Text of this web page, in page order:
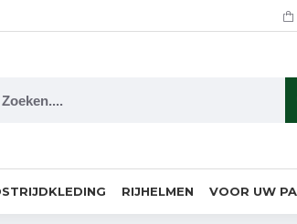
RIJHELMEN VOOR UW